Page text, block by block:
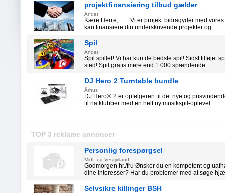
projektfinansiering tilbud gælder
Andet
Kære Herre, Vi er projekt bidragyder med vores
kan finansiere din underskrivende projekter og ...
Spil
Andet
Spil spillet! Vi har kun de bedste spil! Sidst tilføjet
sted! Spil gratis mere end 1.000 spændende ...
DJ Hero 2 Turntable bundle
Århus
DJ Hero® 2 er opfølgeren til det nye og
til natklubber med en helt ny musikspil-oplevel...
TOP 3 reklame annoncer
Personlig forespørgsel
Midt- og Vestjylland
Godmorgen hr./fru Ønsker du en kompetent og
dine interesser? Har du problemer med at søge
Selvsikre killinger BSH